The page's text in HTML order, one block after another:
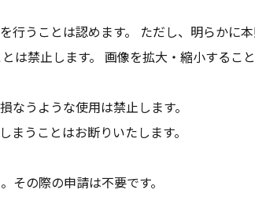
うことは認めます。 ただし、明らかに
は禁止します。 画像を拡大・縮小するこ
うような使用は禁止します。
うことはお断りいたします。
の際の申請は不要です。